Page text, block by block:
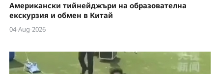
Американски тийнейджъри на образователна
екскурзия и обмен в Китай
04-Aug-2026